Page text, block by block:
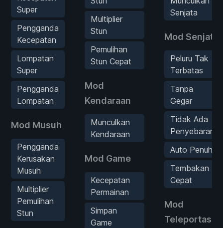
Super
Pengganda
Kecepatan
Lompatan
Super
Pengganda
Lompatan
Mod Musuh
Pengganda
Kerusakan
Musuh
Multiplier
Pemulihan
Stun
Multiplier
Stun
Pemulihan
Stun Cepat
Mod
Kendaraan
Munculkan
Kendaraan
Mod Game
Kecepatan
Permainan
Simpan
Game
Senjata
Mod Senjata
Peluru Tak
Terbatas
Tanpa
Gegar
Tidak Ada
Penyebaran
Auto Penuh
Tembakan
Cepat
Mod
Teleportasi